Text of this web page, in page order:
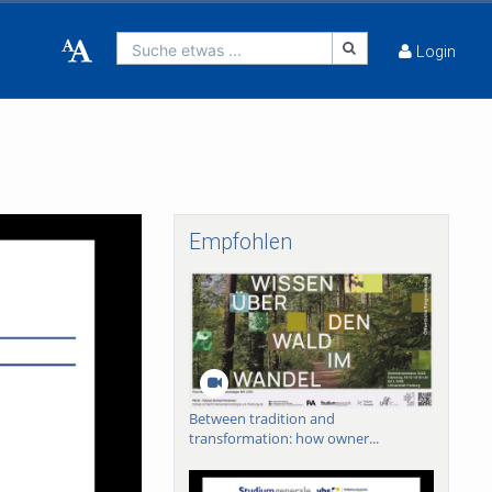
Suche etwas ... Login
Empfohlen
Between tradition and
transformation: how owner...